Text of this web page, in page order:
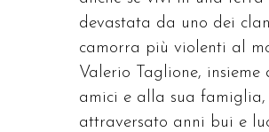
devastata da uno dei
camorra più violenti al
Valerio Taglione, insieme
amici e alla sua famiglia,
attraversato anni bui e